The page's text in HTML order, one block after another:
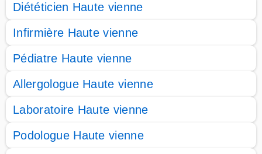
Diététicien Haute vienne
Infirmière Haute vienne
Pédiatre Haute vienne
Allergologue Haute vienne
Laboratoire Haute vienne
Podologue Haute vienne